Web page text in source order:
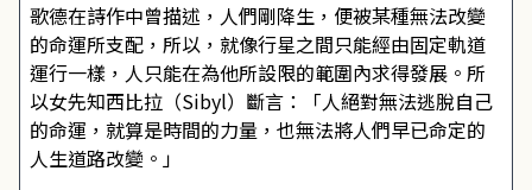
歌德在詩作中曾描述，人們剛降生，便被某種無法改變
的命運所支配，所以，就像行星之間只能經由固定軌道
運行一樣，人只能在為他所設限的範圍內求得發展。所
以女先知西比拉（Sibyl）斷言：「人絕對無法逃脫自己
的命運，就算是時間的力量，也無法將人們早已命定的
人生道路改變。」